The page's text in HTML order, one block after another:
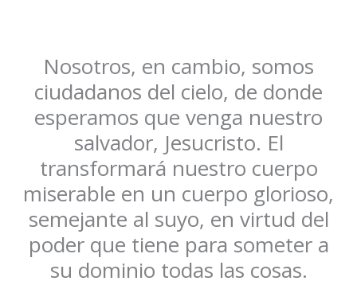
Nosotros, en cambio, somos
ciudadanos del cielo, de donde
esperamos que venga nuestro
salvador, Jesucristo. El
transformará nuestro cuerpo
miserable en un cuerpo glorioso,
semejante al suyo, en virtud del
poder que tiene para someter a
su dominio todas las cosas.